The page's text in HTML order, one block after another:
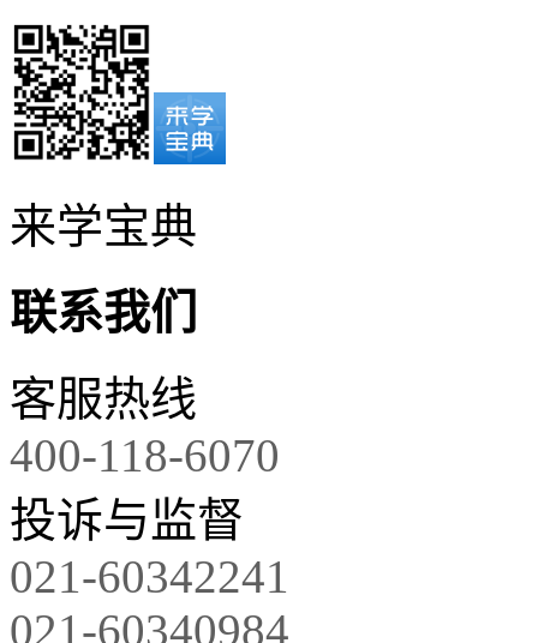
来学宝典
联系我们
客服热线
400-118-6070
投诉与监督
021-60342241
021-60340984